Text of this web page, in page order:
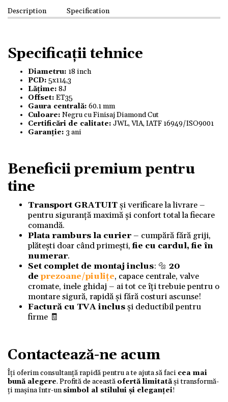
Description Specification
Specificații tehnice
Diametru: 18 inch
PCD: 5x114,3
Lățime: 8J
Offset: ET35
Gaura centrală: 60.1 mm
Culoare: Negru cu Finisaj Diamond Cut
Certificări de calitate: JWL, VIA, IATF 16949/ISO9001
Garanție: 3 ani
Beneficii premium pentru
tine
Transport GRATUITși verificare la livrare –
pentru siguranță maximă și confort total la fiecare
comandă.
Plata ramburs la curier– cumpără fără griji,
plătești doar când primești,fie cu cardul, fie în
numerar.
Set complet de montaj inclus: 🔩 20
deprezoane/piulițe, capace centrale, valve
cromate, inele ghidaj – ai tot ce îți trebuie pentru o
montare sigură, rapidă și fără costuri ascunse!
Factură cu TVA inclusși deductibil pentru
firme 🧾
Contactează-ne acum
Îți oferim consultanță rapidă pentru a te ajuta să faci cea mai
bună alegere. Profită de această ofertă limitatăși transformă-
ți mașina într-unsimbol al stilului și eleganței!